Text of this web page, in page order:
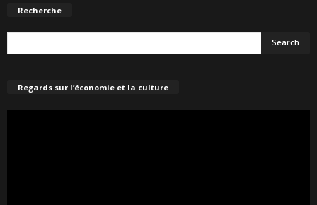
Recherche
Regards sur l’économie et la culture